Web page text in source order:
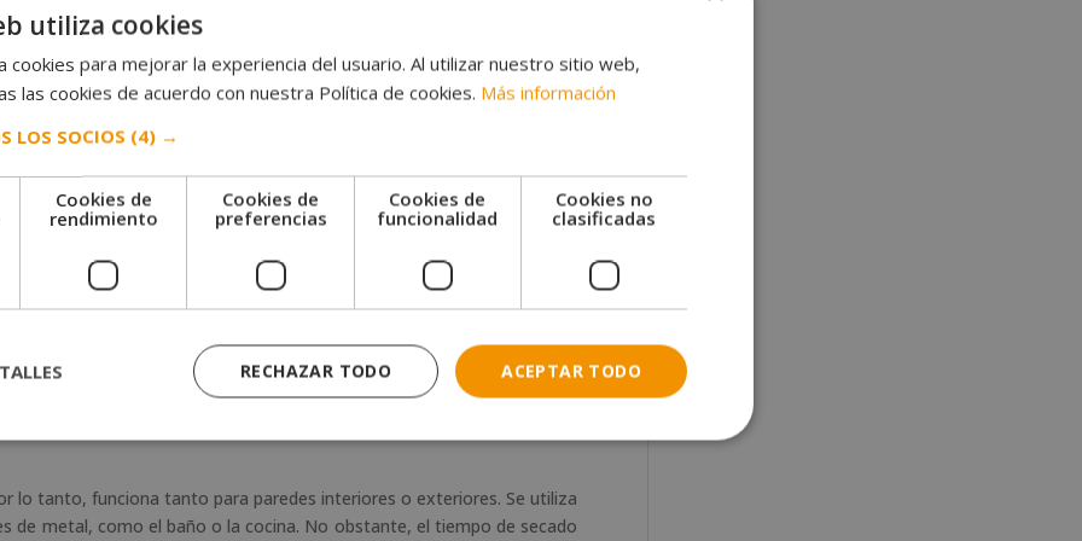
interiores. Pues, es fácil de aplicar, lavable, resistente al agua y
y decora.
adornos y techos. Por lo tanto, su función es más como protección.
fácil de aplicar.
según el aspecto final de la pintura una vez aplicada y seca:
para paredes con desperfectos o irregulares.
aplicarla en una pared completamente lisa y limpia.
lo tanto, funciona tanto para paredes interiores o exteriores. Se utiliza
de metal, como el baño o la cocina. No obstante, el tiempo de secado
utiliza cookies
cookies para mejorar la experiencia del usuario. Al utilizar nuestro sitio web,
las cookies de acuerdo con nuestra Política de cookies. Más información
LOS SOCIOS (4) →
Cookies de
rendimiento
Cookies de
preferencias
Cookies de
funcionalidad
Cookies no
clasificadas
ACEPTAR TODO
RECHAZAR TODO